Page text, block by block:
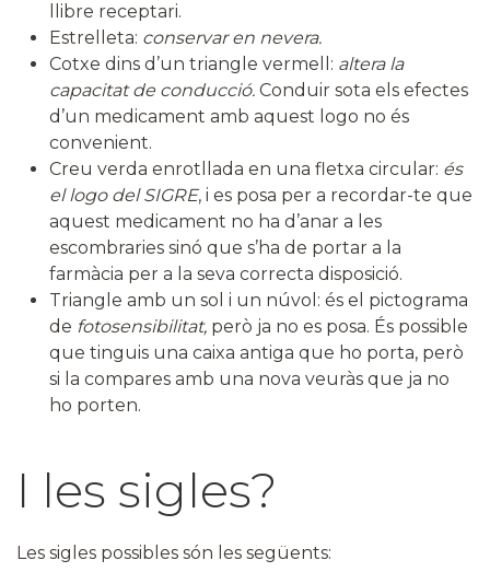
llibre receptari.
Estrelleta: conservar en nevera.
Cotxe dins d’un triangle vermell: altera la
capacitat de conducció. Conduir sota els efectes
d’un medicament amb aquest logo no és
convenient.
Creu verda enrotllada en una fletxa circular: és
el logo del SIGRE, i es posa per a recordar-te que
aquest medicament no ha d’anar a les
escombraries sinó que s’ha de portar a la
farmàcia per a la seva correcta disposició.
Triangle amb un sol i un núvol: és el pictograma
de fotosensibilitat, però ja no es posa. És possible
que tinguis una caixa antiga que ho porta, però
si la compares amb una nova veuràs que ja no
ho porten.
I les sigles?
Les sigles possibles són les següents: